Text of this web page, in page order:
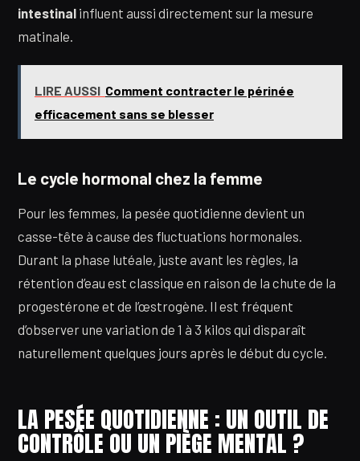
intestinal influent aussi directement sur la mesure
matinale.
LIRE AUSSI Comment contracter le périnée
efficacement sans se blesser
Le cycle hormonal chez la femme
Pour les femmes, la pesée quotidienne devient un
casse-tête à cause des fluctuations hormonales.
Durant la phase lutéale, juste avant les règles, la
rétention d’eau est classique en raison de la chute de la
progestérone et de l’œstrogène. Il est fréquent
d’observer une variation de 1 à 3 kilos qui disparaît
naturellement quelques jours après le début du cycle.
LA PESÉE QUOTIDIENNE : UN OUTIL DE
CONTRÔLE OU UN PIÈGE MENTAL ?